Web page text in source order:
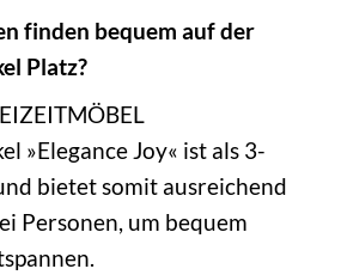
finden bequem auf der
Platz?
»Elegance Joy« ist als 3-
bietet somit ausreichend
Personen, um bequem